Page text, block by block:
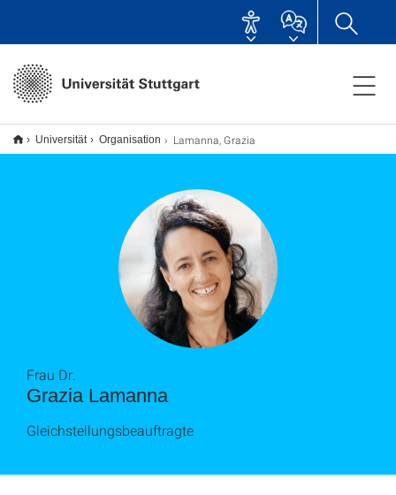
Universität Organisation Lamanna, Grazia
Grazia Lamanna
Frau Dr.
Gleichstellungsbeauftragte